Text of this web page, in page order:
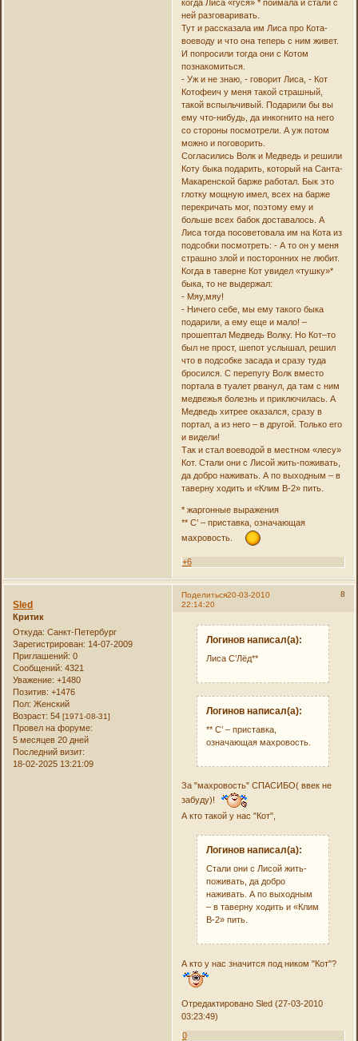
когда Лиса «гуся» * поймала и стали с
ней разговаривать.
Тут и рассказала им Лиса про Кота-
воеводу и что она теперь с ним живет.
И попросили тогда они с Котом
познакомиться.
- Уж и не знаю, - говорит Лиса, - Кот
Котофеич у меня такой страшный,
такой вспыльчивый. Подарили бы вы
ему что-нибудь, да инкогнито на него
со стороны посмотрели. А уж потом
можно и поговорить.
Согласились Волк и Медведь и решили
Коту быка подарить, который на Санта-
Макаренской барже работал. Бык это
глотку мощную имел, всех на барже
перекричать мог, поэтому ему и
больше всех бабок доставалось. А
Лиса тогда посоветовала им на Кота из
подсобки посмотреть: - А то он у меня
страшно злой и посторонних не любит.
Когда в таверне Кот увидел «тушку»*
быка, то не выдержал:
- Мяу,мяу!
- Ничего себе, мы ему такого быка
подарили, а ему еще и мало! –
прошептал Медведь Волку. Но Кот–то
был не прост, шепот услышал, решил
что в подсобке засада и сразу туда
бросился. С перепугу Волк вместо
портала в туалет рванул, да там с ним
медвежья болезнь и приключилась. А
Медведь хитрее оказался, сразу в
портал, а из него – в другой. Только его
и видели!
Так и стал воеводой в местном «лесу»
Кот. Стали они с Лисой жить-поживать,
да добро наживать. А по выходным – в
таверну ходить и «Клим В-2» пить.
* жаргонные выражения
** С’ – приставка, означающая
махровость.
+6
Поделиться 8
20-03-2010
22:14:20
Sled
Критик
Откуда: Санкт-Петербург
Зарегистрирован: 14-07-2009
Приглашений: 0
Сообщений: 4321
Уважение: +1480
Позитив: +1476
Пол: Женский
Возраст: 54[1971-08-31]
Провел на форуме:
5 месяцев 20 дней
Последний визит:
18-02-2025 13:21:09
Логинов написал(а):
Лиса С’Лёд**
Логинов написал(а):
** С’ – приставка,
означающая махровость.
За "махровость" СПАСИБО( ввек не
забуду)!
А кто такой у нас "Кот",
Логинов написал(а):
Стали они с Лисой жить-
поживать, да добро
наживать. А по выходным
– в таверну ходить и «Клим
В-2» пить.
А кто у нас значится под ником "Кот"?
Отредактировано Sled (27-03-2010
03:23:49)
0